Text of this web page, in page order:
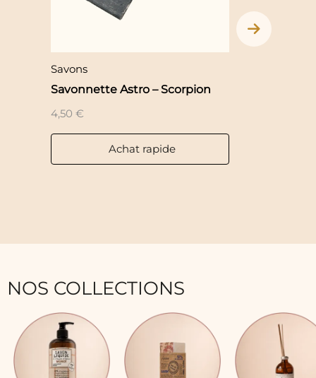
Savons
Savonnette Astro – Scorpion
4,50€
Achat rapide
NOS COLLECTIONS